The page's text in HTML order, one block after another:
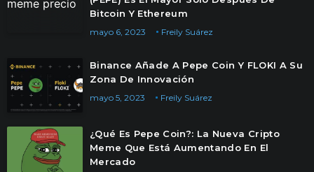
Bitcoin Y Ethereum
Freily Suárez
mayo 6, 2023
Binance Añade A Pepe Coin Y FLOKI A Su
Zona De Innovación
Freily Suárez
mayo 5, 2023
¿Qué Es Pepe Coin?: La Nueva Cripto
Meme Que Está Aumentando En El
Mercado